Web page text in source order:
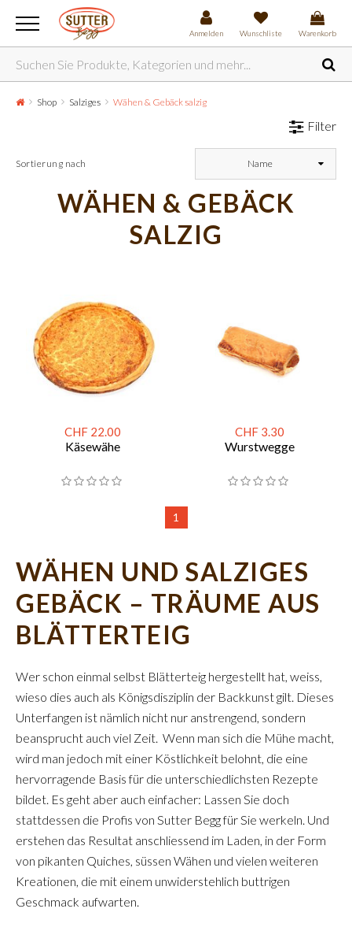
Anmelden Wunschliste Warenkorb
Shop Salziges Wähen & Gebäck salzig
Filter
Sortierung nach Name
WÄHEN & GEBÄCK
SALZIG
CHF 22.00
Käsewähe
CHF 3.30
Wurstwegge
1
WÄHEN UND SALZIGES
GEBÄCK – TRÄUME AUS
BLÄTTERTEIG
Wer schon einmal selbst Blätterteig hergestellt hat, weiss,
wieso dies auch als Königsdisziplin der Backkunst gilt. Dieses
Unterfangen ist nämlich nicht nur anstrengend, sondern
beansprucht auch viel Zeit. Wenn man sich die Mühe macht,
wird man jedoch mit einer Köstlichkeit belohnt, die eine
hervorragende Basis für die unterschiedlichsten Rezepte
bildet. Es geht aber auch einfacher: Lassen Sie doch
stattdessen die Profis von Sutter Begg für Sie werkeln. Und
erstehen das Resultat anschliessend im Laden, in der Form
von pikanten Quiches, süssen Wähen und vielen weiteren
Kreationen, die mit einem unwiderstehlich buttrigen
Geschmack aufwarten.